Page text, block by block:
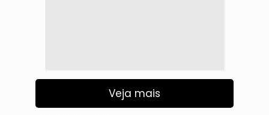
Veja mais